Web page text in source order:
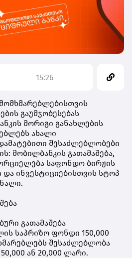
15:26
გაუმჯობესებას
მორიგი განახლების
ახალი
შესაძლებლობები
მობილბანკის გათამაშება,
საფონდო ბირჟის
და ინვესტიციებისთვის სტოპ
გათამაშება
საპრიზო ფონდი 150,000
შესაძლებლობა
ან 20,000 ლარი.